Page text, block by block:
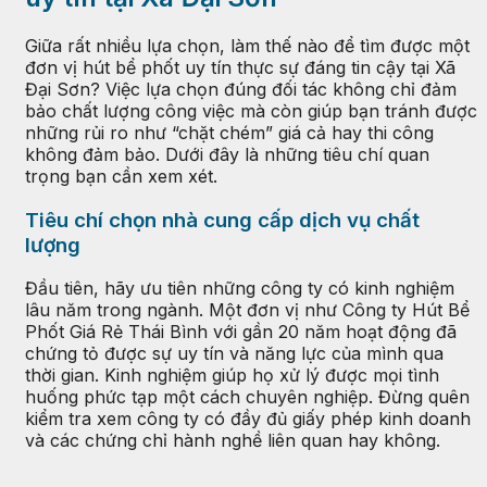
Giữa rất nhiều lựa chọn, làm thế nào để tìm được một
đơn vị hút bể phốt uy tín thực sự đáng tin cậy tại Xã
Đại Sơn? Việc lựa chọn đúng đối tác không chỉ đảm
bảo chất lượng công việc mà còn giúp bạn tránh được
những rủi ro như “chặt chém” giá cả hay thi công
không đảm bảo. Dưới đây là những tiêu chí quan
trọng bạn cần xem xét.
Tiêu chí chọn nhà cung cấp dịch vụ chất
lượng
Đầu tiên, hãy ưu tiên những công ty có kinh nghiệm
lâu năm trong ngành. Một đơn vị như Công ty Hút Bể
Phốt Giá Rẻ Thái Bình với gần 20 năm hoạt động đã
chứng tỏ được sự uy tín và năng lực của mình qua
thời gian. Kinh nghiệm giúp họ xử lý được mọi tình
huống phức tạp một cách chuyên nghiệp. Đừng quên
kiểm tra xem công ty có đầy đủ giấy phép kinh doanh
và các chứng chỉ hành nghề liên quan hay không.